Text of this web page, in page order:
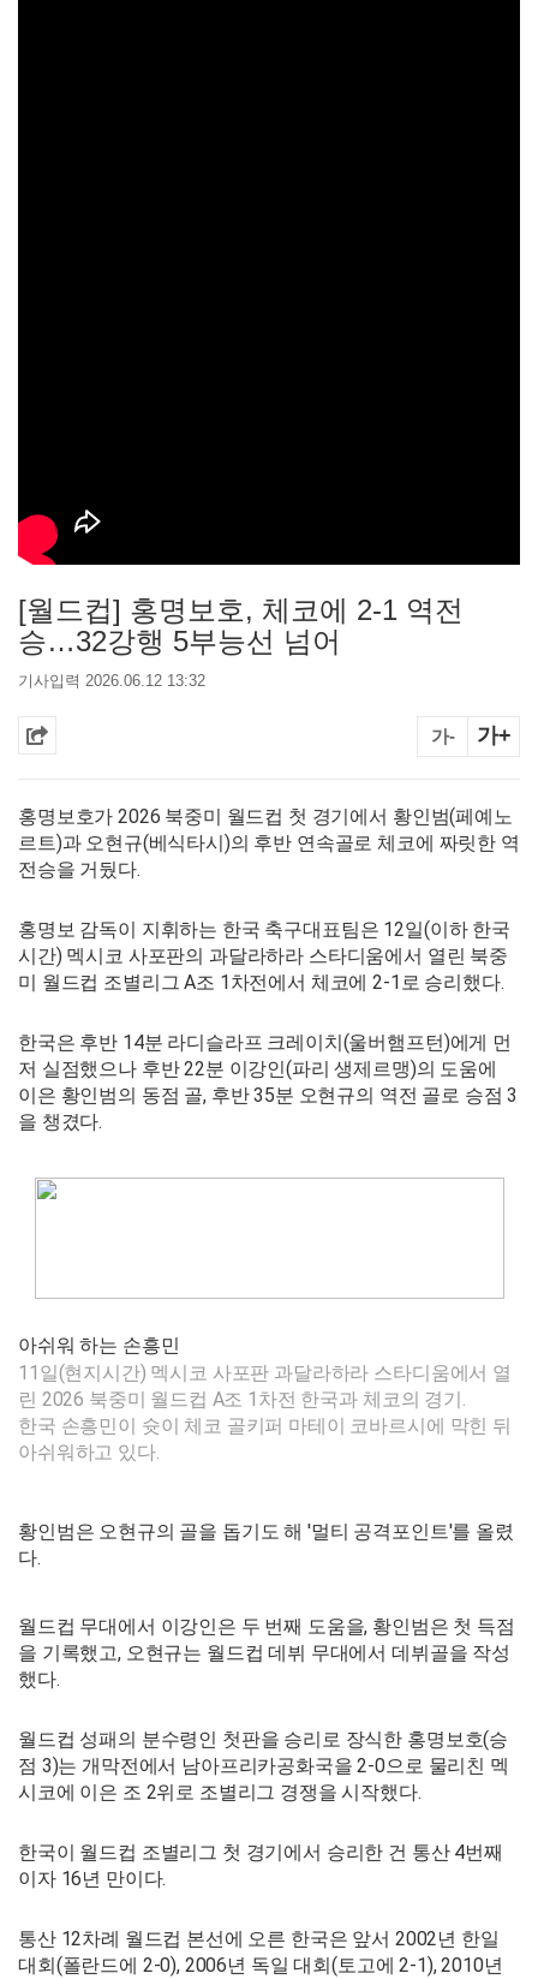
[월드컵] 홍명보호, 체코에 2-1 역전
승…32강행 5부능선 넘어
기사입력 2026.06.12 13:32
가- 가+
홍명보호가 2026 북중미 월드컵 첫 경기에서 황인범(페예노
르트)과 오현규(베식타시)의 후반 연속골로 체코에 짜릿한 역
전승을 거뒀다.
홍명보 감독이 지휘하는 한국 축구대표팀은 12일(이하 한국
시간) 멕시코 사포판의 과달라하라 스타디움에서 열린 북중
미 월드컵 조별리그 A조 1차전에서 체코에 2-1로 승리했다.
한국은 후반 14분 라디슬라프 크레이치(울버햄프턴)에게 먼
저 실점했으나 후반 22분 이강인(파리 생제르맹)의 도움에
이은 황인범의 동점 골, 후반 35분 오현규의 역전 골로 승점 3
을 챙겼다.
아쉬워 하는 손흥민
11일(현지시간) 멕시코 사포판 과달라하라 스타디움에서 열
린 2026 북중미 월드컵 A조 1차전 한국과 체코의 경기.
한국 손흥민이 슛이 체코 골키퍼 마테이 코바르시에 막힌 뒤
아쉬워하고 있다.
황인범은 오현규의 골을 돕기도 해 '멀티 공격포인트'를 올렸
다.
월드컵 무대에서 이강인은 두 번째 도움을, 황인범은 첫 득점
을 기록했고, 오현규는 월드컵 데뷔 무대에서 데뷔골을 작성
했다.
월드컵 성패의 분수령인 첫판을 승리로 장식한 홍명보호(승
점 3)는 개막전에서 남아프리카공화국을 2-0으로 물리친 멕
시코에 이은 조 2위로 조별리그 경쟁을 시작했다.
한국이 월드컵 조별리그 첫 경기에서 승리한 건 통산 4번째
이자 16년 만이다.
통산 12차례 월드컵 본선에 오른 한국은 앞서 2002년 한일
대회(폴란드에 2-0), 2006년 독일 대회(토고에 2-1), 2010년